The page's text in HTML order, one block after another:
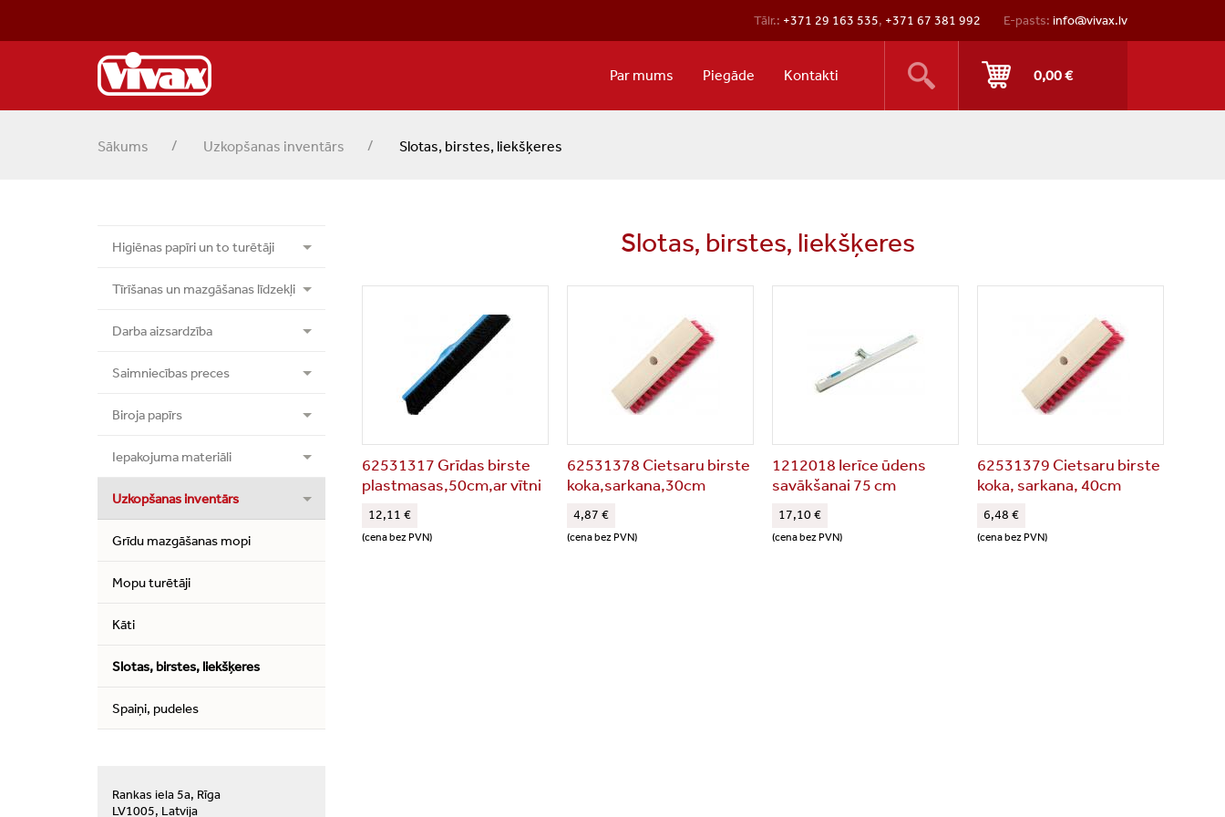
Tālr.: +371 29 163 535, +371 67 381 992 E-pasts: info@vivax.lv
0,00 €
Par mums Piegāde Kontakti
Sākums Uzkopšanas inventārs Slotas, birstes, liekšķeres
Higiēnas papīri un to turētāji
Tīrīšanas un mazgāšanas līdzekļi
Darba aizsardzība
Saimniecības preces
Biroja papīrs
Iepakojuma materiāli
Uzkopšanas inventārs
Grīdu mazgāšanas mopi
Mopu turētāji
Kāti
Slotas, birstes, liekšķeres
Spaiņi, pudeles
Rankas iela 5a, Rīga
LV1005, Latvija
Slotas, birstes, liekšķeres
62531317 Grīdas birste
plastmasas,50cm,ar vītni
12,11 €
(cena bez PVN)
62531378 Cietsaru birste
koka,sarkana,30cm
4,87 €
(cena bez PVN)
1212018 Ierīce ūdens
savākšanai 75 cm
17,10 €
(cena bez PVN)
62531379 Cietsaru birste
koka, sarkana, 40cm
6,48 €
(cena bez PVN)